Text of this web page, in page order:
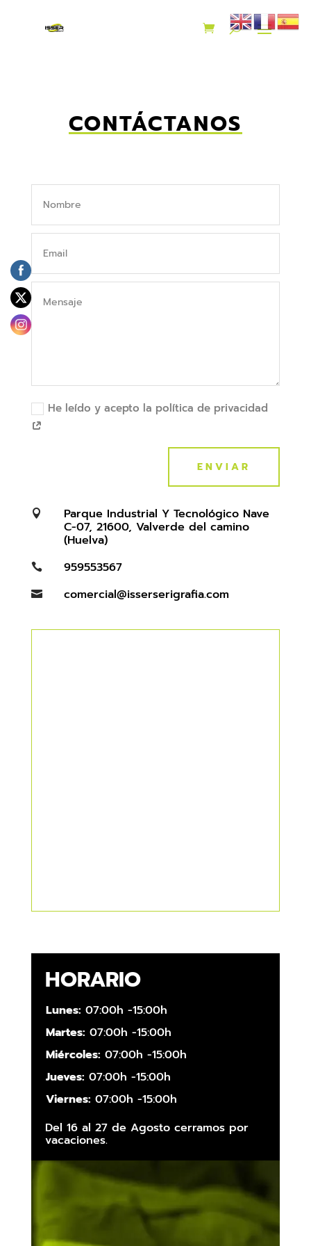
CONTÁCTANOS
He leído y acepto la política de privacidad
ENVIAR
 Parque Industrial Y Tecnológico Nave
C-07, 21600, Valverde del camino
(Huelva)
 959553567
 comercial@isserserigrafia.com
HORARIO
Lunes: 07:00h -15:00h
Martes: 07:00h -15:00h
Miércoles: 07:00h -15:00h
Jueves: 07:00h -15:00h
Viernes: 07:00h -15:00h
Del 16 al 27 de Agosto cerramos por
vacaciones.